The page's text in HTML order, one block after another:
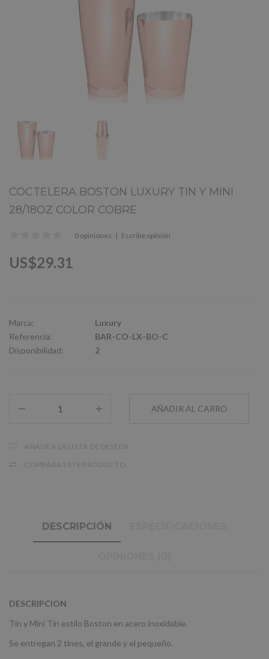
COCTELERA BOSTON LUXURY TIN Y MINI
28/18OZ COLOR COBRE
0 opiniones | Escribe opinión
US$29.31
Marca:
Luxury
Referencia:
BAR-CO-LX-BO-C
Disponibilidad:
2
DESCRIPCIÓN
DESCRIPCION
Tin y Mini Tin estilo Boston en acero inoxidable.
Se entregan 2 tines, el grande y el pequeño.